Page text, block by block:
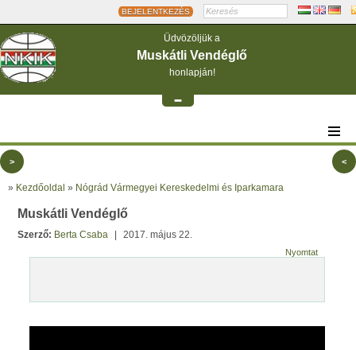
BEJELENTKEZÉS
Üdvözöljük a
Muskátli Vendéglő
honlapján!
-
> <
» Kezdőoldal » Nógrád Vármegyei Kereskedelmi és Iparkamara
Muskátli Vendéglő
Szerző: Berta Csaba 2017. május 22.
Nyomtat